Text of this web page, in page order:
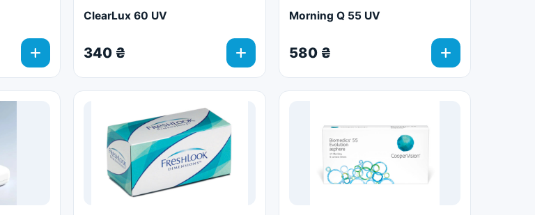
add
ClearLux 60 UV
340 ₴ add
Morning Q 55 UV
580 ₴ add